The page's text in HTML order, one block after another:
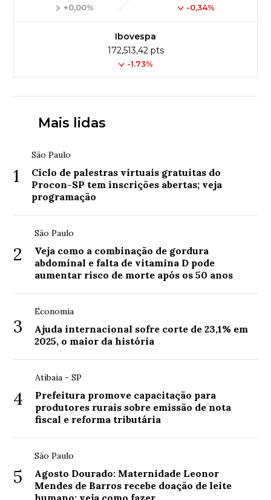
+0,00% -0,34%
Ibovespa
172,513,42 pts
-1.73%
Mais lidas
1
São Paulo
Ciclo de palestras virtuais gratuitas do
Procon-SP tem inscrições abertas; veja
programação
2
São Paulo
Veja como a combinação de gordura
abdominal e falta de vitamina D pode
aumentar risco de morte após os 50 anos
3
Economia
Ajuda internacional sofre corte de 23,1% em
2025, o maior da história
4
Atibaia - SP
Prefeitura promove capacitação para
produtores rurais sobre emissão de nota
fiscal e reforma tributária
5
São Paulo
Agosto Dourado: Maternidade Leonor
Mendes de Barros recebe doação de leite
humano; veja como fazer